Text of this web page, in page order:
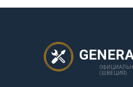
(ШВЕЦИЯ)